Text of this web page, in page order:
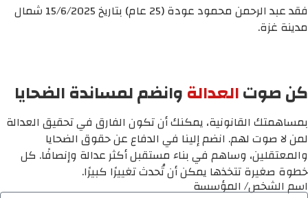
فقد عبد الرحمن محمود عودة (25 عام) بتاريخ 15/6/2025 شمال
مدينة غزة.
كن صوتالعدالةوانضم لمساندة الضحايا
بمساهمتك القانونية، يمكنك أن تكون الفارق في تحقيق العدالة
لمن لا صوت لهم. انضم إلينا في الدفاع عن حقوق الضحايا
والمعتقلين، وساهم في بناء مستقبل أكثر عدالة وإنصافًا. كل
خطوة صغيرة تتخذها يمكن أن تُحدث تغييرًا كبيرًا.
اسم الشخص/ المؤسسة